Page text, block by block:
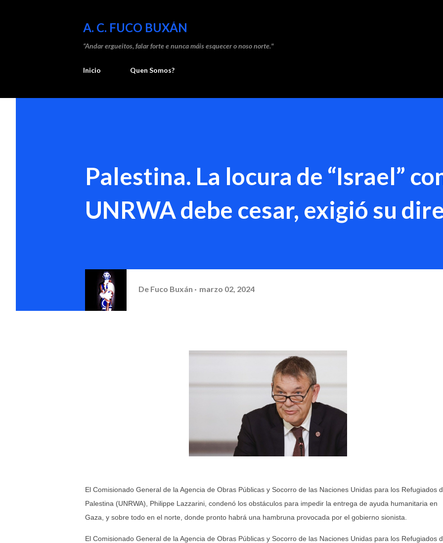
A. C. FUCO BUXÁN
“Andar ergueitos, falar forte e nunca máis esquecer o noso norte."
Inicio Quen Somos?
Palestina. La locura de “Israel”
UNRWA debe cesar, exigió su
De Fuco Buxán marzo 02, 2024
El Comisionado General de la Agencia de Obras Públicas y Socorro de las Naciones Unidas para los Refugiados de
Palestina (UNRWA), Philippe Lazzarini, condenó los obstáculos para impedir la entrega de ayuda humanitaria en
Gaza, y sobre todo en el norte, donde pronto habrá una hambruna provocada por el gobierno sionista.
El Comisionado General de la Agencia de Obras Públicas y Socorro de las Naciones Unidas para los Refugiados